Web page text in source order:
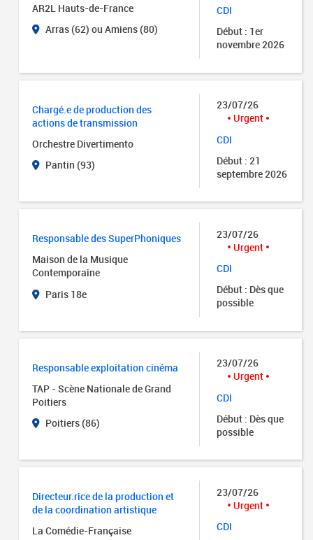
AR2L Hauts-de-France
Arras (62) ou Amiens (80)
CDI
Début : 1er
novembre 2026
Chargé.e de production des
actions de transmission
Orchestre Divertimento
Pantin (93)
23/07/26
Urgent
CDI
Début : 21
septembre 2026
Responsable des SuperPhoniques
Maison de la Musique
Contemporaine
Paris 18e
23/07/26
Urgent
CDI
Début : Dès que
possible
Responsable exploitation cinéma
TAP - Scène Nationale de Grand
Poitiers
Poitiers (86)
23/07/26
Urgent
CDI
Début : Dès que
possible
Directeur.rice de la production et
de la coordination artistique
La Comédie-Française
23/07/26
Urgent
CDI